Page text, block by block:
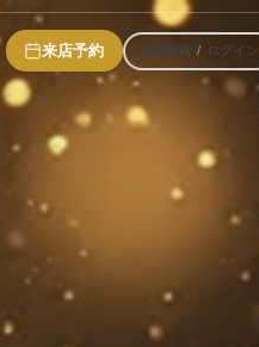
来店予約 会員登録 ログイン